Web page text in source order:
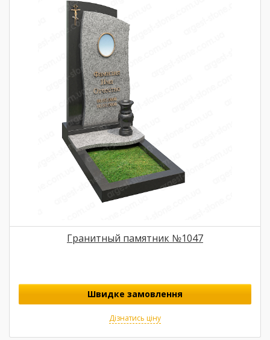
Гранитный памятник №1047
Швидке замовлення
Дізнатись ціну